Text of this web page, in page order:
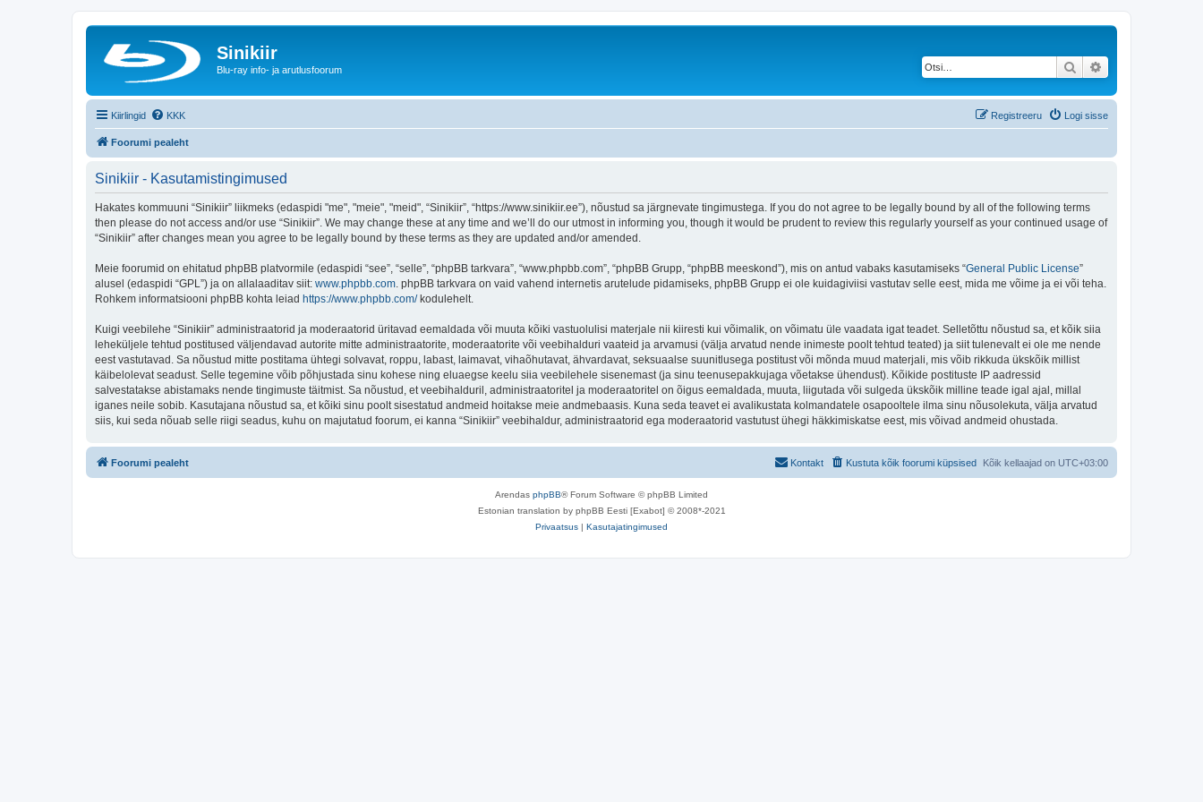
Sinikiir
Blu-ray info- ja arutlusfoorum Otsi
Kiirlingid KKK Logi sisse
Registreeru
Foorumi pealeht
Sinikiir - Kasutamistingimused
Hakates kommuuni “Sinikiir” liikmeks (edaspidi "me", "meie", "meid", “Sinikiir”, “https://www.sinikiir.ee”), nõustud sa järgnevate tingimustega. If you do not agree to be legally bound by all of the following terms
then please do not access and/or use “Sinikiir”. We may change these at any time and we’ll do our utmost in informing you, though it would be prudent to review this regularly yourself as your continued usage of
“Sinikiir” after changes mean you agree to be legally bound by these terms as they are updated and/or amended.
Meie foorumid on ehitatud phpBB platvormile (edaspidi “see”, “selle”, “phpBB tarkvara”, “www.phpbb.com”, “phpBB Grupp, “phpBB meeskond”), mis on antud vabaks kasutamiseks “General Public License”
alusel (edaspidi “GPL”) ja on allalaaditav siit: www.phpbb.com . phpBB tarkvara on vaid vahend internetis arutelude pidamiseks, phpBB Grupp ei ole kuidagiviisi vastutav selle eest, mida me võime ja ei või teha.
Rohkem informatsiooni phpBB kohta leiad https://www.phpbb.com/kodulehelt.
Kuigi veebilehe “Sinikiir” administraatorid ja moderaatorid üritavad eemaldada või muuta kõiki vastuolulisi materjale nii kiiresti kui võimalik, on võimatu üle vaadata igat teadet. Selletõttu nõustud sa, et kõik siia
leheküljele tehtud postitused väljendavad autorite mitte administraatorite, moderaatorite või veebihalduri vaateid ja arvamusi (välja arvatud nende inimeste poolt tehtud teated) ja siit tulenevalt ei ole me nende
eest vastutavad. Sa nõustud mitte postitama ühtegi solvavat, roppu, labast, laimavat, vihaõhutavat, ähvardavat, seksuaalse suunitlusega postitust või mõnda muud materjali, mis võib rikkuda ükskõik millist
käibelolevat seadust. Selle tegemine võib põhjustada sinu kohese ning eluaegse keelu siia veebilehele sisenemast (ja sinu teenusepakkujaga võetakse ühendust). Kõikide postituste IP aadressid
salvestatakse abistamaks nende tingimuste täitmist. Sa nõustud, et veebihalduril, administraatoritel ja moderaatoritel on õigus eemaldada, muuta, liigutada või sulgeda ükskõik milline teade igal ajal, millal
iganes neile sobib. Kasutajana nõustud sa, et kõiki sinu poolt sisestatud andmeid hoitakse meie andmebaasis. Kuna seda teavet ei avalikustata kolmandatele osapooltele ilma sinu nõusolekuta, välja arvatud
siis, kui seda nõuab selle riigi seadus, kuhu on majutatud foorum, ei kanna “Sinikiir” veebihaldur, administraatorid ega moderaatorid vastutust ühegi häkkimiskatse eest, mis võivad andmeid ohustada.
Foorumi pealeht Kõik kellaajad on UTC+03:00
Kustuta kõik foorumi küpsised
Kontakt
Arendas phpBB® Forum Software © phpBB Limited
Estonian translation by phpBB Eesti [Exabot] © 2008*-2021
Privaatsus | Kasutajatingimused